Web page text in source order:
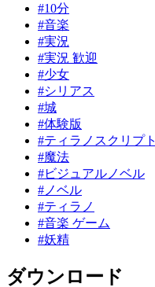
#10分
#音楽
#実況
#実況 歓迎
#少女
#シリアス
#城
#体験版
#ティラノスクリプト
#魔法
#ビジュアルノベル
#ノベル
#ティラノ
#音楽 ゲーム
#妖精
ダウンロード